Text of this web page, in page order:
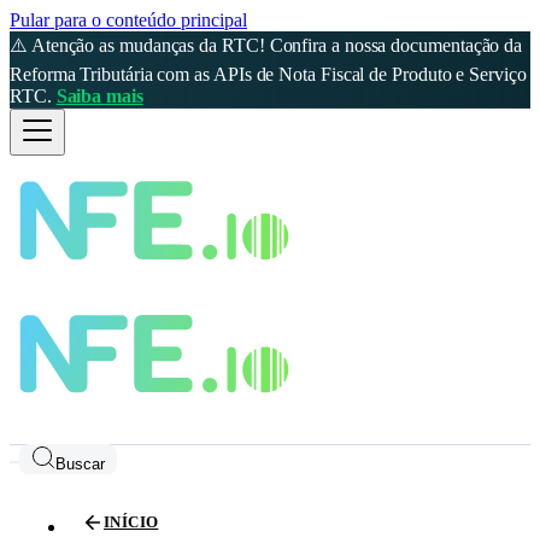
Pular para o conteúdo principal
⚠️ Atenção as mudanças da RTC! Confira a nossa documentação da
Reforma Tributária com as APIs de Nota Fiscal de Produto e Serviço
RTC. Saiba mais
Buscar
INÍCIO